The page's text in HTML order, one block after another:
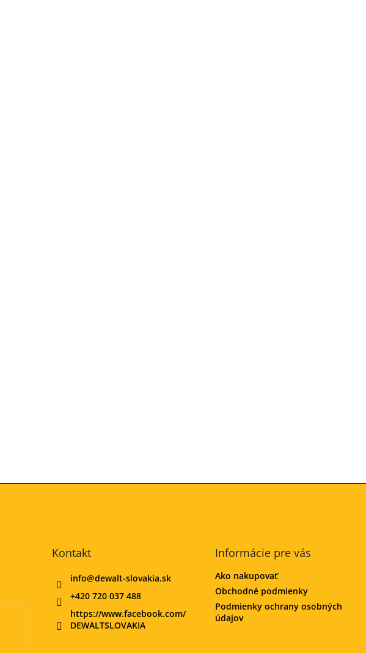
Kontakt
info@dewalt-slovakia.sk
+420 720 037 488
https://www.facebook.com/
DEWALTSLOVAKIA
Informácie pre vás
Ako nakupovať
Obchodné podmienky
Podmienky ochrany osobných
údajov